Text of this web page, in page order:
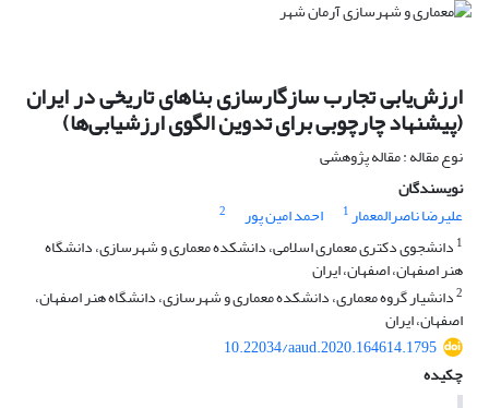
ارزش‌یابی‌ تجارب سازگارسازی بناهای تاریخی در ایران
(پیشنهاد چارچوبی برای تدوین الگوی ارزشیابی‌ها)
نوع مقاله : مقاله پژوهشی
نویسندگان
علیرضا ناصرالمعمار1 احمد امین پور
2
1 دانشجوی دکتری معماری اسلامی، دانشکده معماری و شهرسازی، دانشگاه
هنر اصفهان، اصفهان، ایران
2دانشیار گروه معماری، دانشکده معماری و شهرسازی، دانشگاه هنر اصفهان،
اصفهان، ایران
10.22034/aaud.2020.164614.1795
چکیده